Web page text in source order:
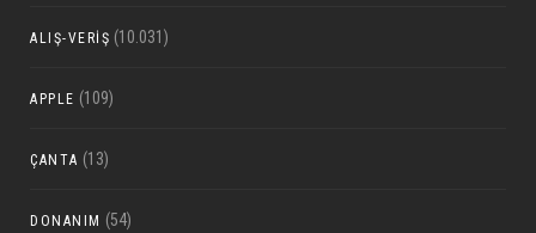
ALIŞ-VERIŞ (10.031)
APPLE (109)
ÇANTA (13)
DONANIM (54)